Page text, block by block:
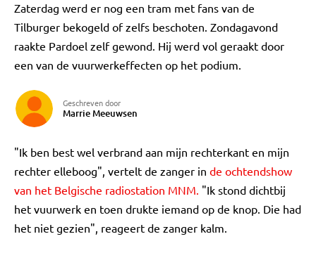
Zaterdag werd er nog een tram met fans van de
Tilburger bekogeld of zelfs beschoten. Zondagavond
raakte Pardoel zelf gewond. Hij werd vol geraakt door
een van de vuurwerkeffecten op het podium.
Geschreven door
Marrie Meeuwsen
"Ik ben best wel verbrand aan mijn rechterkant en mijn
rechter elleboog", vertelt de zanger in de ochtendshow
van het Belgische radiostation MNM. "Ik stond dichtbij
het vuurwerk en toen drukte iemand op de knop. Die had
het niet gezien", reageert de zanger kalm.